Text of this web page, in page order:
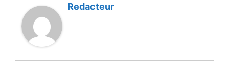
Redacteur